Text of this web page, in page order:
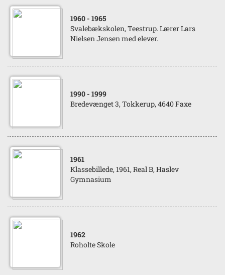
1960 - 1965
Svalebækskolen, Teestrup. Lærer Lars
Nielsen Jensen med elever.
1990 - 1999
Bredevænget 3, Tokkerup, 4640 Faxe
1961
Klassebillede, 1961, Real B, Haslev
Gymnasium
1962
Roholte Skole